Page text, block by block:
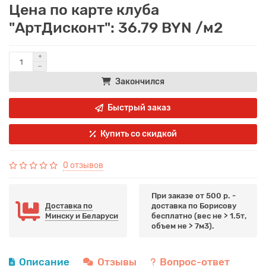
Цена по карте клуба
"АртДисконт": 36.79 BYN /м2
Закончился
Быстрый заказ
Купить со скидкой
0 отзывов
Доставка по
Минску и Беларуси
При заказе от 500 р. -
доставка по Борисову
бесплатно (вес не > 1.5т,
объем не > 7м3).
Описание Отзывы Вопрос-ответ